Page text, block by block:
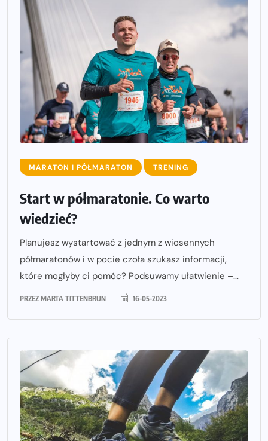
MARATON I PÓŁMARATON TRENING
Start w półmaratonie. Co warto
wiedzieć?
Planujesz wystartować z jednym z wiosennych
półmaratonów i w pocie czoła szukasz informacji,
które mogłyby ci pomóc? Podsuwamy ułatwienie –...
PRZEZ MARTA TITTENBRUN 16-05-2023